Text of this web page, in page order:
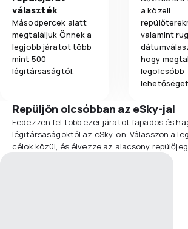
választék
Másodpercek alatt
megtaláljuk Önnek a
legjobb járatot több
mint 500
légitársaságtól.
a közeli
valamint
hogy
legolcsóbb
Repüljön olcsóbban az eSky-jal
Fedezzen fel több ezer járatot fapados és
légitársaságoktól az eSky-on. Válasszon a
célok közül, és élvezze az alacsony